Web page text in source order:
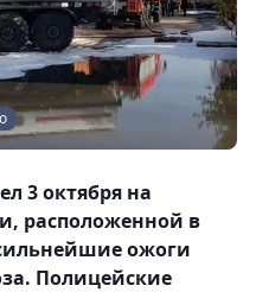
3 октября на
расположенной в
ожоги
Полицейские